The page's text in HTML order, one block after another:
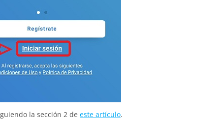
la sección 2 de este artículo.